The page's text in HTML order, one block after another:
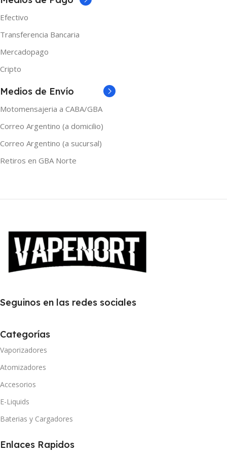
Efectivo
Transferencia Bancaria
Mercadopago
Cripto
Medios de Envío
Motomensajeria a CABA/GBA
Correo Argentino (a domicilio)
Correo Argentino (a sucursal)
Retiros en GBA Norte
Seguinos en las redes sociales
Categorías
Vaporizadores
Atomizadores
Accesorios
E-Liquids
Baterias y Cargadores
Enlaces Rapidos